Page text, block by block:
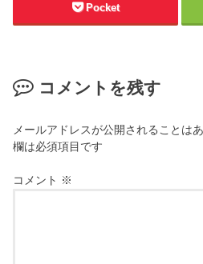
Pocket
コメントを残す
メールアドレスが公開されることはあ
欄は必須項目です
コメント ※